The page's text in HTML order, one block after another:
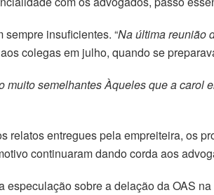
insuficientes. “Na última reunião
colegas em julho, quando se
muito semelhantes Àqueles que a carol
relatos entregues pela empreiteira, os
continuaram dando corda aos
especulação sobre a delação da OAS